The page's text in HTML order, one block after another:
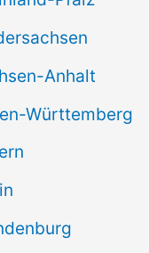
Anhalt
Württemberg